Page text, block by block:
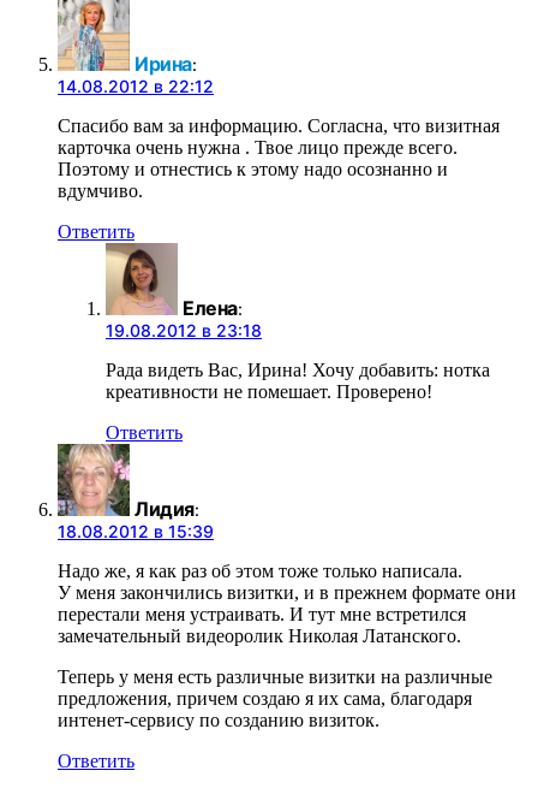
Ирина:
14.08.2012 в 22:12
Спасибо вам за информацию. Согласна, что визитная
карточка очень нужна . Твое лицо прежде всего.
Поэтому и отнестись к этому надо осознанно и
вдумчиво.
Ответить
Елена:
19.08.2012 в 23:18
Рада видеть Вас, Ирина! Хочу добавить: нотка
креативности не помешает. Проверено!
Ответить
Лидия:
18.08.2012 в 15:39
Надо же, я как раз об этом тоже только написала.
У меня закончились визитки, и в прежнем формате они
перестали меня устраивать. И тут мне встретился
замечательный видеоролик Николая Латанского.
Теперь у меня есть различные визитки на различные
предложения, причем создаю я их сама, благодаря
интенет-сервису по созданию визиток.
Ответить